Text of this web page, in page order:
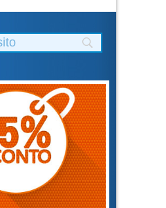
rspp esterno interno
gratuiti più
formatore
obbligatorio
della
Accordo 2025
paprire un
ente scuola